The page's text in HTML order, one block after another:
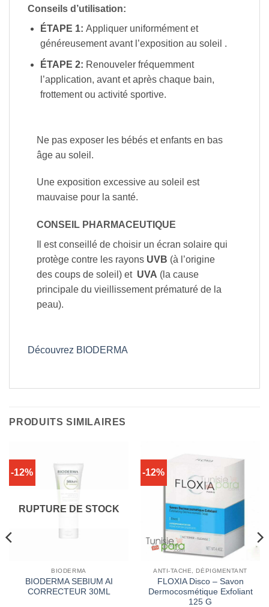
Conseils d’utilisation:
ÉTAPE 1: Appliquer uniformément et
généreusement avant l’exposition au soleil .
ÉTAPE 2: Renouveler fréquemment
l’application, avant et après chaque bain,
frottement ou activité sportive.
Ne pas exposer les bébés et enfants en bas
âge au soleil.
Une exposition excessive au soleil est
mauvaise pour la santé.
CONSEIL PHARMACEUTIQUE
Il est conseillé de choisir un écran solaire qui
protège contre les rayons UVB (à l’origine
des coups de soleil) et UVA (la cause
principale du vieillissement prématuré de la
peau).
Découvrez BIODERMA
PRODUITS SIMILAIRES
-12%
RUPTURE DE STOCK
BIODERMA
BIODERMA SEBIUM AI
CORRECTEUR 30ML
-12%
ANTI-TACHE, DÉPIGMENTANT
FLOXIA Disco – Savon
Dermocosmétique Exfoliant
125 G